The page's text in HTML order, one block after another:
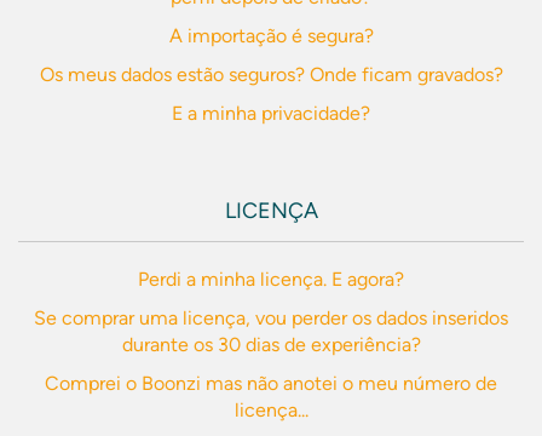
A importação é segura?
Os meus dados estão seguros? Onde ficam gravados?
E a minha privacidade?
LICENÇA
Perdi a minha licença. E agora?
Se comprar uma licença, vou perder os dados inseridos
durante os 30 dias de experiência?
Comprei o Boonzi mas não anotei o meu número de
licença...